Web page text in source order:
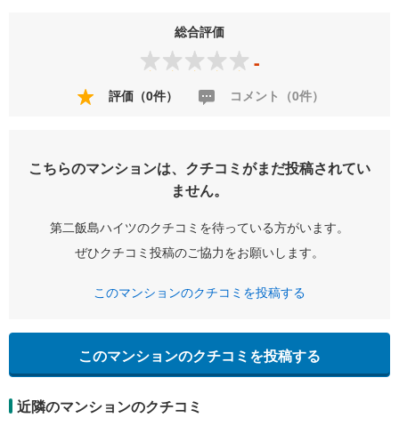
総合評価
-
評価（0件） コメント（0件）
こちらのマンションは、クチコミがまだ投稿されてい
ません。
第二飯島ハイツのクチコミを待っている方がいます。
ぜひクチコミ投稿のご協力をお願いします。
このマンションのクチコミを投稿する
このマンションのクチコミを投稿する
近隣のマンションのクチコミ